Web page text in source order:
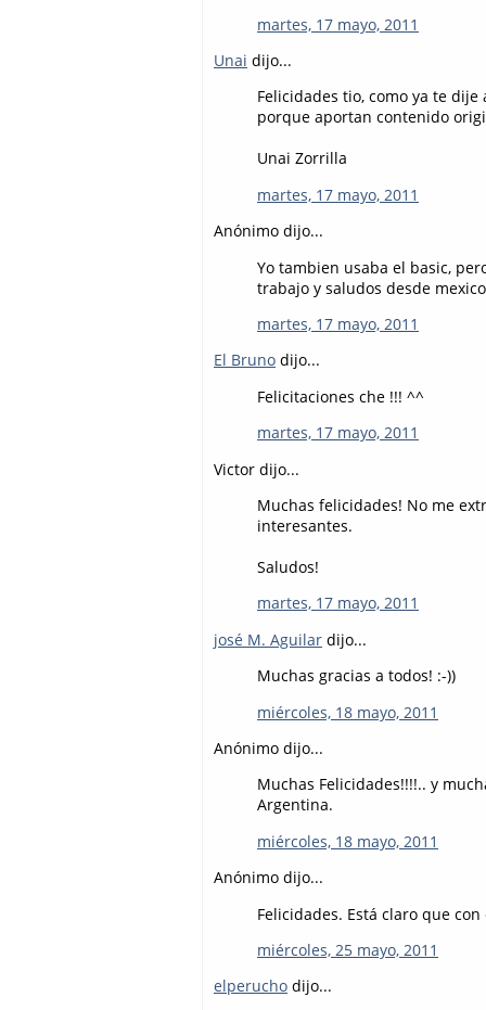
martes, 17 mayo, 2011
Unai dijo...
Felicidades tio, como ya te
porque aportan contenido
Unai Zorrilla
martes, 17 mayo, 2011
Anónimo dijo...
Yo tambien usaba el basic,
trabajo y saludos desde
martes, 17 mayo, 2011
El Bruno dijo...
Felicitaciones che !!! ^^
martes, 17 mayo, 2011
Victor dijo...
Muchas felicidades! No me
interesantes.
Saludos!
martes, 17 mayo, 2011
josé M. Aguilar dijo...
Muchas gracias a todos! :-))
miércoles, 18 mayo, 2011
Anónimo dijo...
Muchas Felicidades!!!!.. y
Argentina.
miércoles, 18 mayo, 2011
Anónimo dijo...
Felicidades. Está claro que
miércoles, 25 mayo, 2011
elperucho dijo...